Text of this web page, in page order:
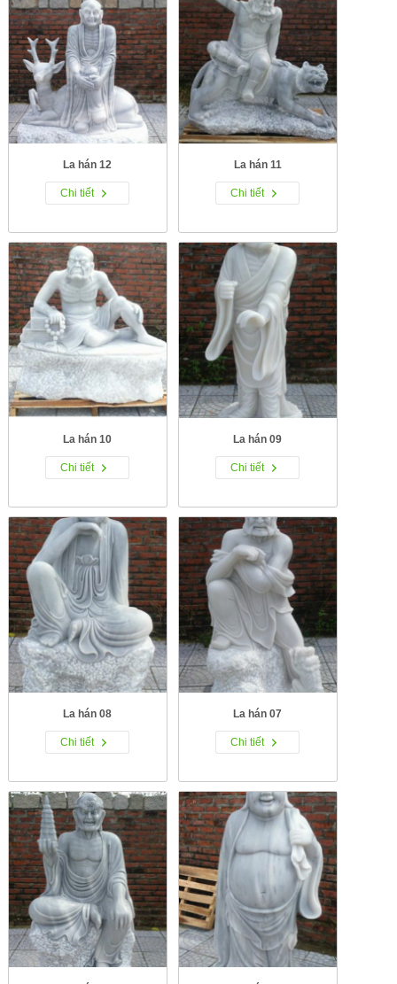
La hán 12
Chi tiết
La hán 11
Chi tiết
La hán 10
Chi tiết
La hán 09
Chi tiết
La hán 08
Chi tiết
La hán 07
Chi tiết